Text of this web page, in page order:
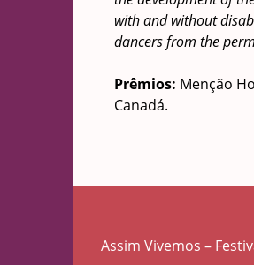
with and without
dancers from the
Prêmios: Menção
Canadá.
Assim Vivemos –